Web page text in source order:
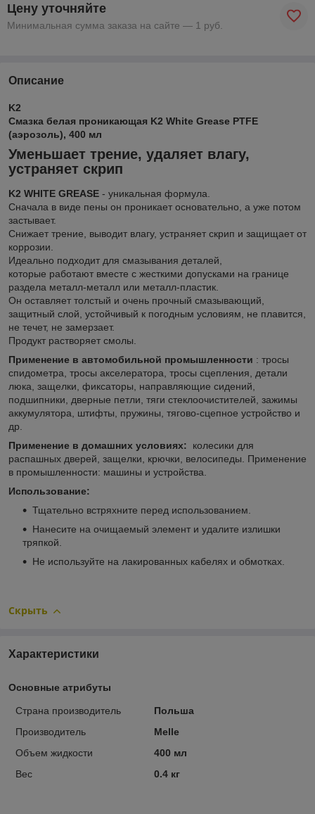
Цену уточняйте
Минимальная сумма заказа на сайте — 1 руб.
Описание
K2
Смазка белая проникающая K2 White Grease PTFE
(аэрозоль), 400 мл
Уменьшает трение, удаляет влагу,
устраняет скрип
K2 WHITE GREASE - уникальная формула.
Сначала в виде пены он проникает основательно, а уже потом
застывает.
Снижает трение, выводит влагу, устраняет скрип и защищает от
коррозии.
Идеально подходит для смазывания деталей,
которые работают вместе с жесткими допусками на границе
раздела металл-металл или металл-пластик.
Он оставляет толстый и очень прочный смазывающий,
защитный слой, устойчивый к погодным условиям, не плавится,
не течет, не замерзает.
Продукт растворяет смолы.
Применение в автомобильной промышленности : тросы
спидометра, тросы акселератора, тросы сцепления, детали
люка, защелки, фиксаторы, направляющие сидений,
подшипники, дверные петли, тяги стеклоочистителей, зажимы
аккумулятора, штифты, пружины, тягово-сцепное устройство и
др.
Применение в домашних условиях: колесики для
распашных дверей, защелки, крючки, велосипеды. Применение
в промышленности: машины и устройства.
Использование:
Тщательно встряхните перед использованием.
Нанесите на очищаемый элемент и удалите излишки
тряпкой.
Не используйте на лакированных кабелях и обмотках.
Скрыть
Характеристики
Основные атрибуты
Страна производитель
Польша
Производитель
Melle
Объем жидкости
400 мл
Вес
0.4 кг